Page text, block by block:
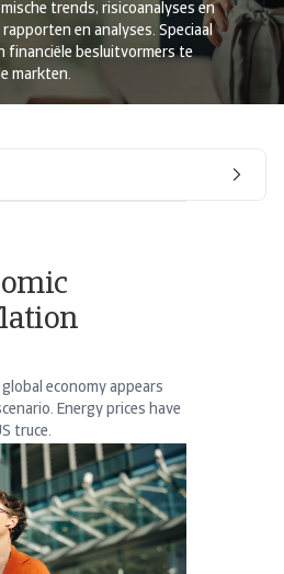
trends, risicoanalyses en
en analyses. Speciaal
financiële besluitvormers te
markten.
economy appears
Energy prices have
truce.